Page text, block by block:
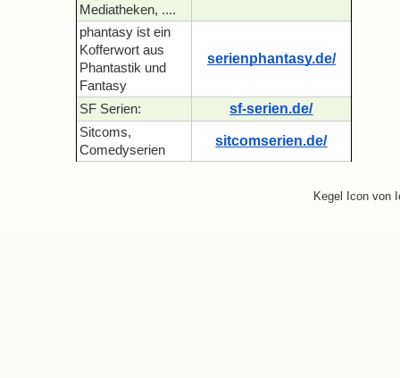
Mediatheken, ....
phantasy ist ein
Kofferwort aus
Phantastik und
Fantasy
serienphantasy.de/
SF Serien: sf-serien.de/
Sitcoms,
Comedyserien
sitcomserien.de/
Kegel Icon von